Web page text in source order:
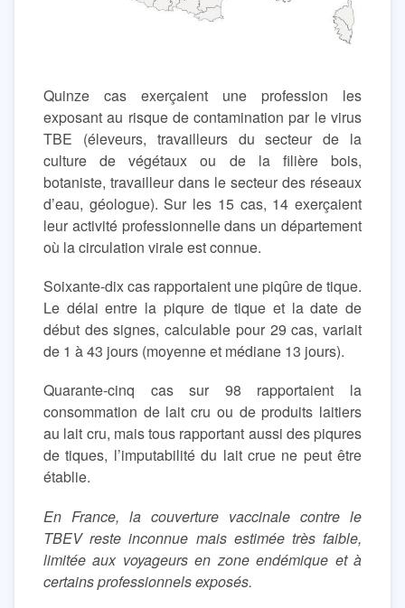
Quinze cas exerçaient une profession les
exposant au risque de contamination par le virus
TBE (éleveurs, travailleurs du secteur de la
culture de végétaux ou de la filière bois,
botaniste, travailleur dans le secteur des réseaux
d’eau, géologue). Sur les 15 cas, 14 exerçaient
leur activité professionnelle dans un département
où la circulation virale est connue.
Soixante-dix cas rapportaient une piqûre de tique.
Le délai entre la piqure de tique et la date de
début des signes, calculable pour 29 cas, variait
de 1 à 43 jours (moyenne et médiane 13 jours).
Quarante-cinq cas sur 98 rapportaient la
consommation de lait cru ou de produits laitiers
au lait cru, mais tous rapportant aussi des piqures
de tiques, l’imputabilité du lait crue ne peut être
établie.
En France, la couverture vaccinale contre le
TBEV reste inconnue mais estimée très faible,
limitée aux voyageurs en zone endémique et à
certains professionnels exposés.